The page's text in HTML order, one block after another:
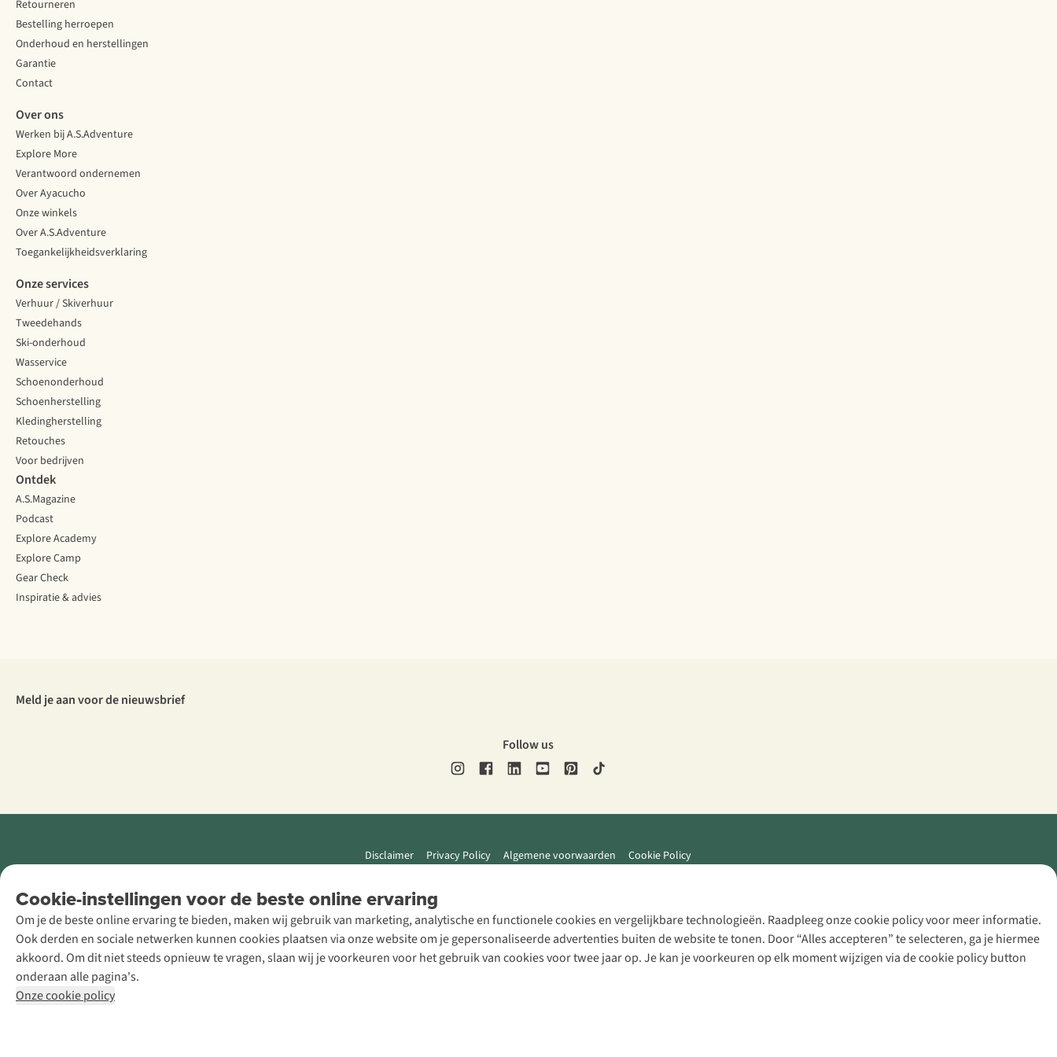
Cookie-instellingen voor de beste online ervaring
Om je de beste online ervaring te bieden, maken wij gebruik van marketing, analytische en functionele cookies en vergelijkbare technologieën. Raadpleeg onze cookie policy voor meer informatie.
Ook derden en sociale netwerken kunnen cookies plaatsen via onze website om je gepersonaliseerde advertenties buiten de website te tonen. Door “Alles accepteren” te selecteren, ga je hiermee
akkoord. Om dit niet steeds opnieuw te vragen, slaan wij je voorkeuren voor het gebruik van cookies voor twee jaar op. Je kan je voorkeuren op elk moment wijzigen via de cookie policy button
onderaan alle pagina's.
Onze cookie policy
Retourneren
Bestelling herroepen
Onderhoud en herstellingen
Garantie
Contact
Over ons
Werken bij A.S.Adventure
Explore More
Verantwoord ondernemen
Over Ayacucho
Onze winkels
Over A.S.Adventure
Toegankelijkheidsverklaring
Onze services
Verhuur / Skiverhuur
Tweedehands
Ski-onderhoud
Wasservice
Schoenonderhoud
Schoenherstelling
Kledingherstelling
Retouches
Voor bedrijven
Ontdek
A.S.Magazine
Podcast
Explore Academy
Explore Camp
Gear Check
Inspiratie & advies
Meld je aan voor de nieuwsbrief
Follow us
Disclaimer Privacy Policy Algemene voorwaarden Cookie Policy
Retail Concepts
NV,
Smallandlaan
9, B-2660
Hoboken
+32 (0)3 828
30 15